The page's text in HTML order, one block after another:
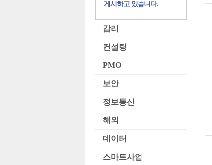
게시하고 있습니다.
감리
컨설팅
PMO
보안
정보통신
해외
데이터
스마트사업